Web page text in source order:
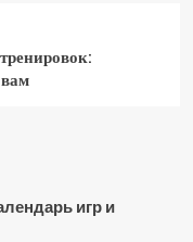
игр и